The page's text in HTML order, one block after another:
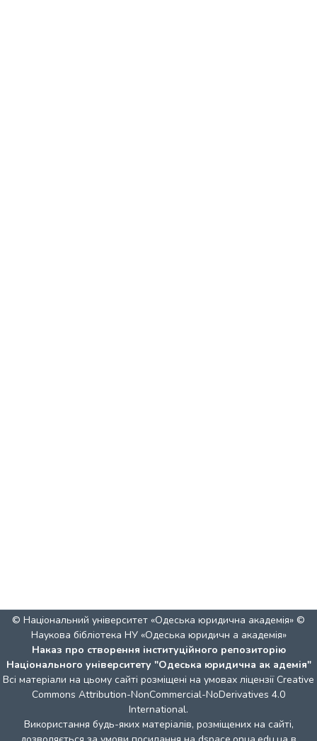
© Національний університет «Одеська юридична академія» ©
Наукова бібліотека НУ «Одеська юридичн а академія»
Наказ про створення інституційного репозиторію
Національного університету "Одеська юридична ак адемія"
Всі матеріали на цьому сайті розміщені на умовах ліцензії Creative
Commons Attribution-NonCommercial-NoDerivatives 4.0
International.
Використання будь-яких матеріалів, розміщених на сайті,